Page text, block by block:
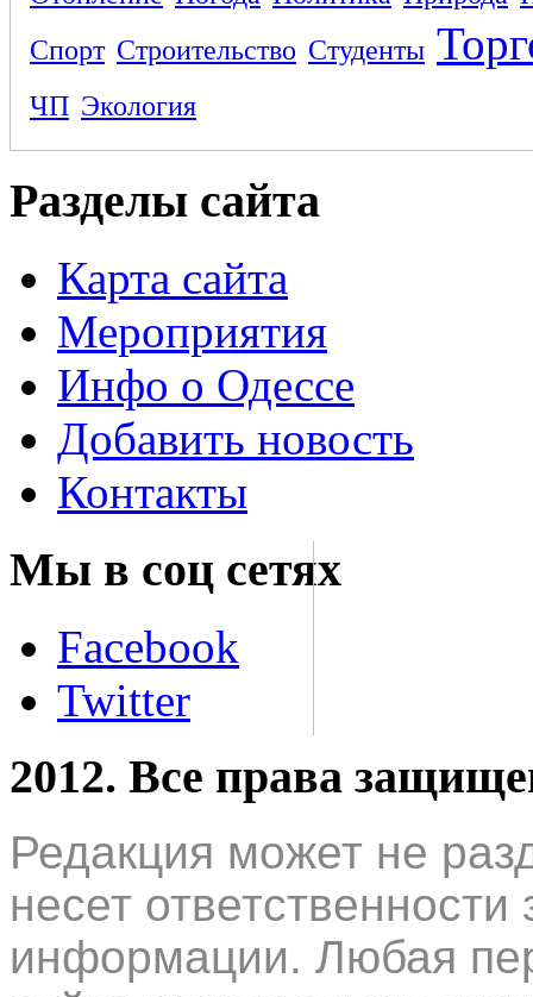
Спорт Строительство Студенты
ЧП Экология
Разделы сайта
Карта сайта
Мероприятия
Инфо о Одессе
Добавить новость
Контакты
Мы в соц сетях
Facebook
Twitter
2012. Все права
Редакция может не
несет
информации. Любая